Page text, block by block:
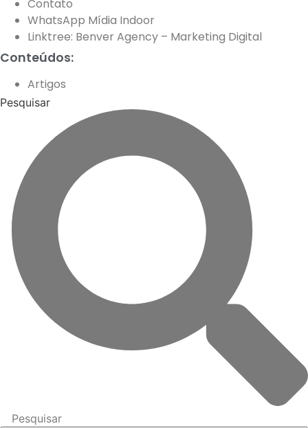
Contato
WhatsApp Mídia Indoor
Linktree: Benver Agency – Marketing Digital
Conteúdos:
Artigos
Pesquisar
Pesquisar